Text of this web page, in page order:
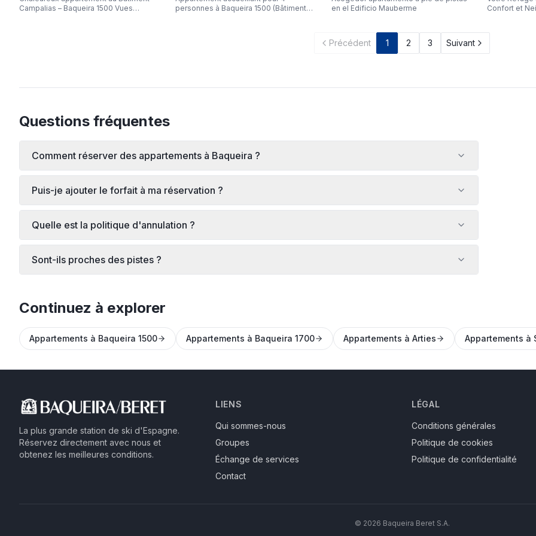
Campalias – Baqueira 1500 Vues
personnes à Baqueira 1500 (Bâtiment
en el Edificio Mauberme
Confort et
réalité dans
Précédent 1 2 3 Suivant
Questions fréquentes
Comment réserver des appartements à Baqueira ?
Puis-je ajouter le forfait à ma réservation ?
Quelle est la politique d'annulation ?
Sont-ils proches des pistes ?
Continuez à explorer
Appartements à Baqueira 1500 Appartements à Baqueira 1700 Appartements à Arties Appartements à
La plus grande station de ski d'Espagne.
Réservez directement avec nous et
obtenez les meilleures conditions.
LIENS
Qui sommes-nous
Groupes
Échange de services
Contact
LÉGAL
Conditions générales
Politique de cookies
Politique de confidentialité
© 2026 Baqueira Beret S.A.